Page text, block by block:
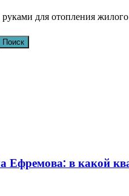
для отопления
в какой